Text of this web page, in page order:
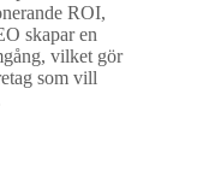
ROI,
skapar en
vilket gör
som vill